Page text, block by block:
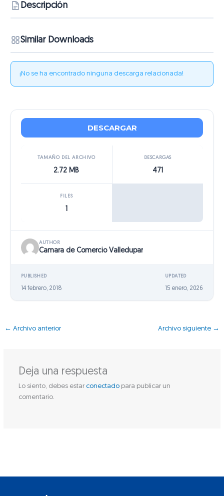
Descripción
Similar Downloads
¡No se ha encontrado ninguna descarga relacionada!
DESCARGAR
TAMAÑO DEL ARCHIVO
2.72 MB
DESCARGAS
471
FILES
AUTHOR
Camara de Comercio Valledupar
PUBLISHED
14 febrero, 2018
UPDATED
15 enero, 2026
← Archivo anterior Archivo siguiente →
Deja una respuesta
Lo siento, debes estar conectadopara publicar un
comentario.